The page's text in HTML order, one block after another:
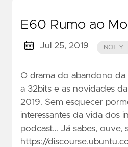
E60 Rumo ao
Jul 25, 2019 NOT
O drama do abandono da
a 32bits e as novidades
2019. Sem esquecer
interessantes da vida dos
podcast… Já sabes, ouve,
https://